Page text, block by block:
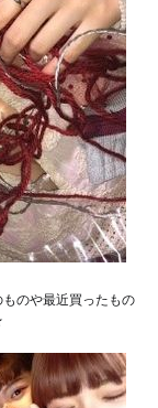
のや最近買ったもの